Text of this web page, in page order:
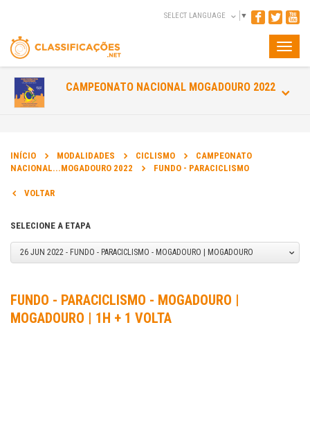
Toggle
SELECT LANGUAGE ▼
CAMPEONATO NACIONAL MOGADOURO 2022
INÍCIO MODALIDADES CICLISMO
CAMPEONATO
NACIONAL...MOGADOURO 2022
FUNDO - PARACICLISMO
VOLTAR
SELECIONE A ETAPA
26 JUN 2022 - FUNDO - PARACICLISMO - MOGADOURO | MOGADOURO
FUNDO - PARACICLISMO - MOGADOURO |
MOGADOURO | 1H + 1 VOLTA